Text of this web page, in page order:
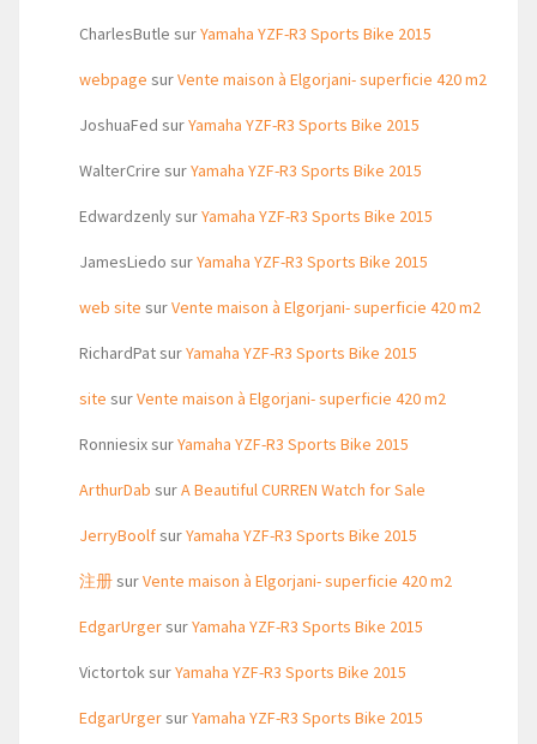
CharlesButle surYamaha YZF-R3 Sports Bike 2015
webpage surVente maison à Elgorjani- superficie 420 m2
JoshuaFed surYamaha YZF-R3 Sports Bike 2015
WalterCrire surYamaha YZF-R3 Sports Bike 2015
EdwardzenlysurYamaha YZF-R3 Sports Bike 2015
JamesLiedo surYamaha YZF-R3 Sports Bike 2015
web site surVente maison à Elgorjani- superficie 420 m2
RichardPatsurYamaha YZF-R3 Sports Bike 2015
site surVente maison à Elgorjani- superficie 420 m2
RonniesixsurYamaha YZF-R3 Sports Bike 2015
ArthurDab surA Beautiful CURREN Watch for Sale
JerryBoolfsurYamaha YZF-R3 Sports Bike 2015
注册surVente maison à Elgorjani- superficie 420 m2
EdgarUrgersurYamaha YZF-R3 Sports Bike 2015
VictortoksurYamaha YZF-R3 Sports Bike 2015
EdgarUrgersurYamaha YZF-R3 Sports Bike 2015